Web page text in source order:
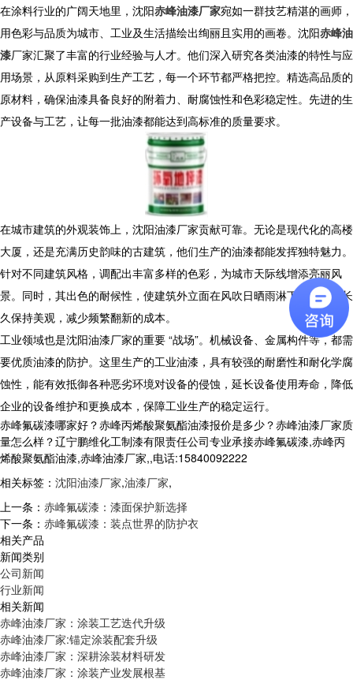
在涂料行业的广阔天地里，沈阳赤峰油漆厂家宛如一群技艺精湛的画师，
用色彩与品质为城市、工业及生活描绘出绚丽且实用的画卷。沈阳赤峰油
漆厂家汇聚了丰富的行业经验与人才。他们深入研究各类油漆的特性与应
用场景，从原料采购到生产工艺，每一个环节都严格把控。精选高品质的
原材料，确保油漆具备良好的附着力、耐腐蚀性和色彩稳定性。先进的生
产设备与工艺，让每一批油漆都能达到高标准的质量要求。
在城市建筑的外观装饰上，沈阳油漆厂家贡献可靠。无论是现代化的高楼
大厦，还是充满历史韵味的古建筑，他们生产的油漆都能发挥独特魅力。
针对不同建筑风格，调配出丰富多样的色彩，为城市天际线增添亮丽风
景。同时，其出色的耐候性，使建筑外立面在风吹日晒雨淋下，依然能长
久保持美观，减少频繁翻新的成本。
工业领域也是沈阳油漆厂家的重要 “战场”。机械设备、金属构件等，都需
要优质油漆的防护。这里生产的工业油漆，具有较强的耐磨性和耐化学腐
蚀性，能有效抵御各种恶劣环境对设备的侵蚀，延长设备使用寿命，降低
企业的设备维护和更换成本，保障工业生产的稳定运行。
赤峰氟碳漆哪家好？赤峰丙烯酸聚氨酯油漆报价是多少？赤峰油漆厂家质
量怎么样？辽宁鹏维化工制漆有限责任公司专业承接赤峰氟碳漆,赤峰丙
烯酸聚氨酯油漆,赤峰油漆厂家,,电话:15840092222
相关标签： 沈阳油漆厂家,油漆厂家,
上一条： 赤峰氟碳漆：漆面保护新选择
下一条： 赤峰氟碳漆：装点世界的防护衣
相关产品
新闻类别
公司新闻
行业新闻
相关新闻
赤峰油漆厂家：涂装工艺迭代升级
赤峰油漆厂家:锚定涂装配套升级
赤峰油漆厂家：深耕涂装材料研发
赤峰油漆厂家：涂装产业发展根基